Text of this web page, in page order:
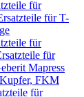
für
für T-
für
für
Mapress
FKM
für